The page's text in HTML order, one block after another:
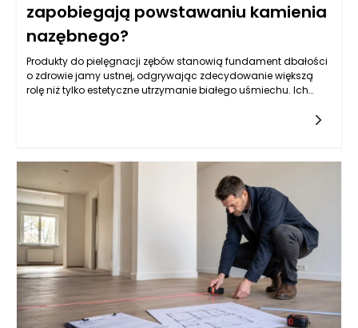
zapobiegają powstawaniu kamienia
nazębnego?
Produkty do pielęgnacji zębów stanowią fundament dbałości
o zdrowie jamy ustnej, odgrywając zdecydowanie większą
rolę niż tylko estetyczne utrzymanie białego uśmiechu. Ich
usuwanie płytki nazębnej, ale przede wszystkim zapobieganie
nieoczyszczonych powierzchniach zębów, może prowadzić
do poważnych problemów zdrowotnych – od przewlekłego
zapalenia dziąseł, aż po choroby ogólnoustrojowe, w tym
schorzenia sercowo-naczyniowe. Regularne sięganie po
produkty do higieny jamy ustnej pozwala zredukować te
zagrożenia i utrzymać nie tylko zdrowe zęby, ale i całą jamę
ustną w doskonałej kondycji.